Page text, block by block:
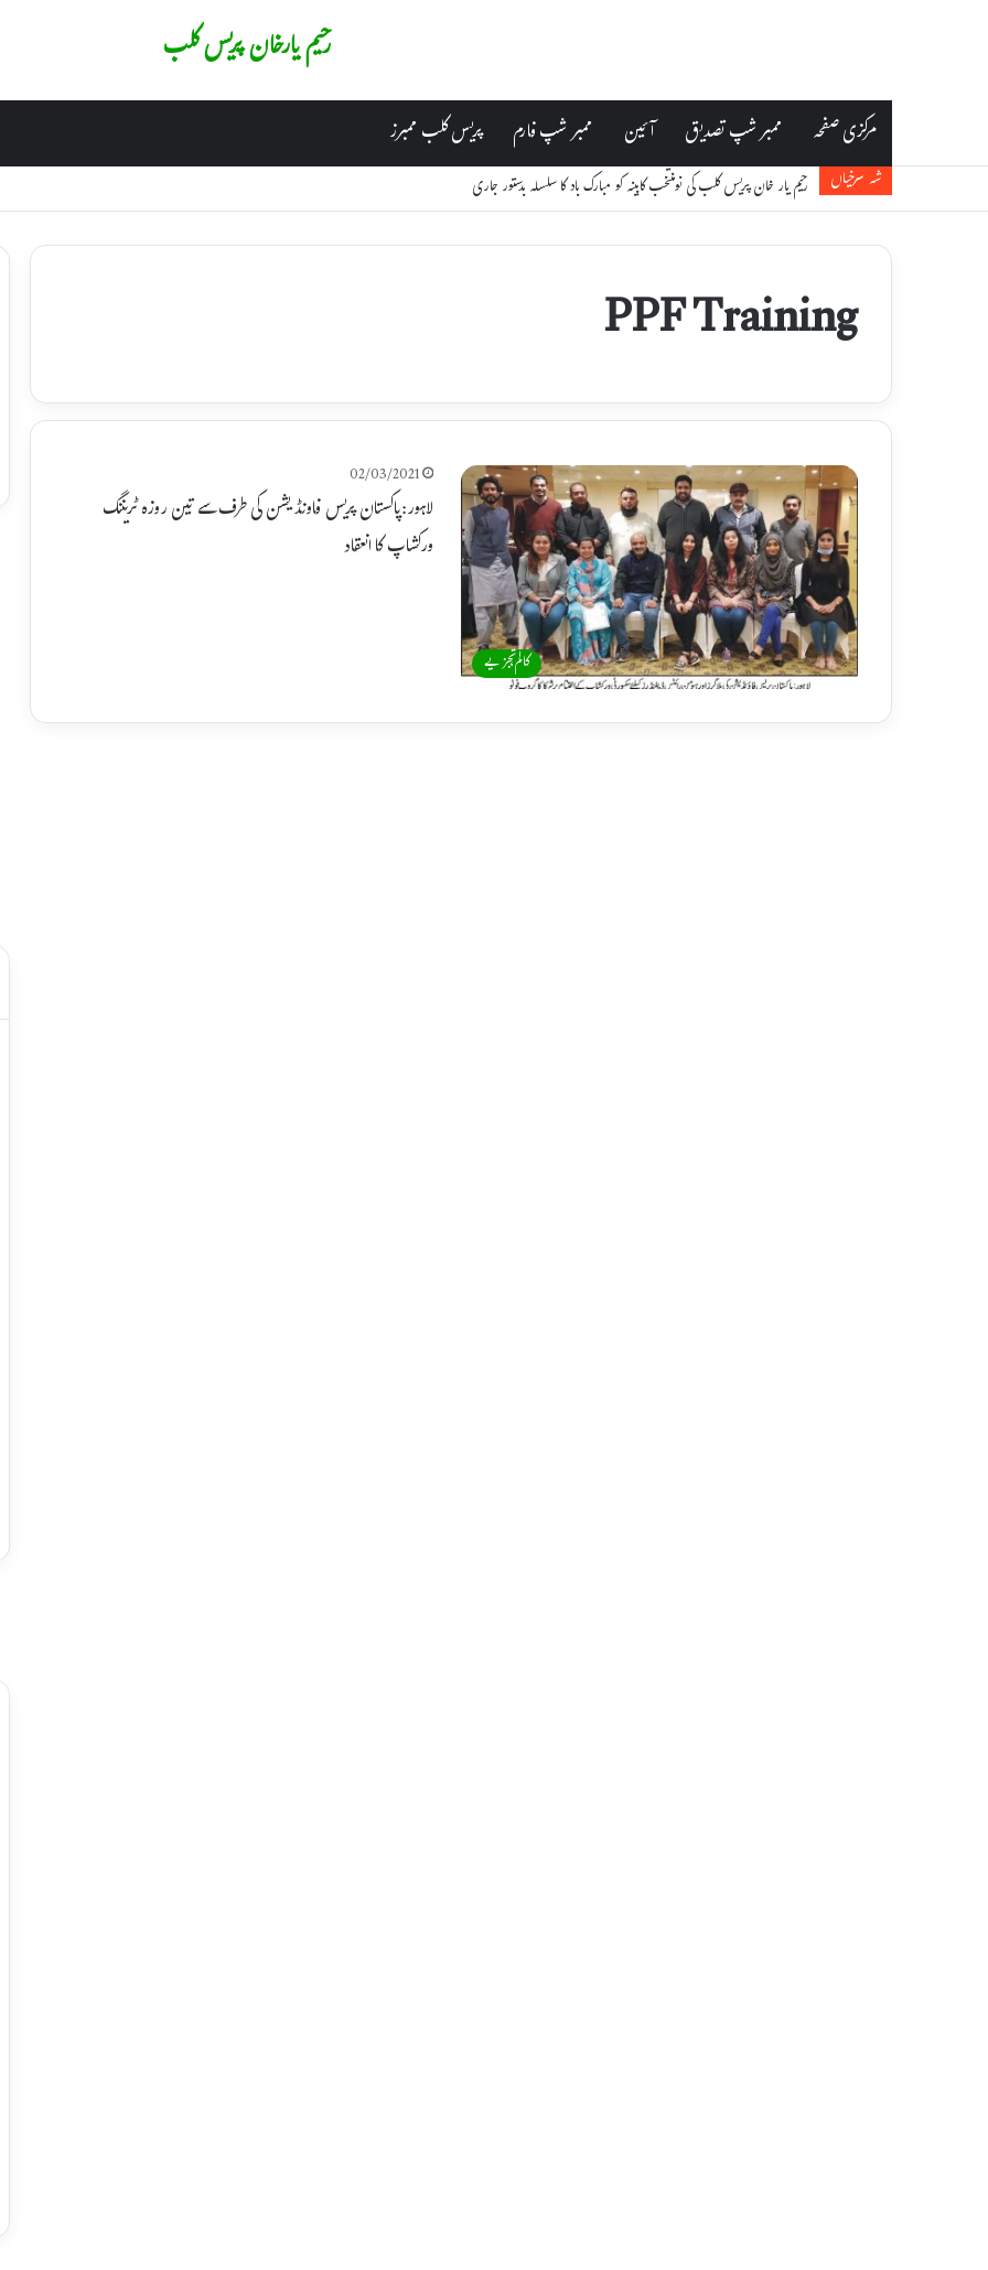
رحیم یارخان پریس کلب
مرکزی صفحہ ممبر شپ تصدیق آئین ممبر شپ فارم پریس کلب ممبرز
شہ سرخیاں رحیم یار خان پریس کلب کی نومنتخب کابینہ کو مبارک باد کا سلسلہ بدستور جاری
PPF Training
کالم،تجزیے
02/03/2021
لاہور:پاکستان پریس فاونڈیشن کی طرف سے تین روزہ ٹریننگ
ورکشاپ کا انعقاد